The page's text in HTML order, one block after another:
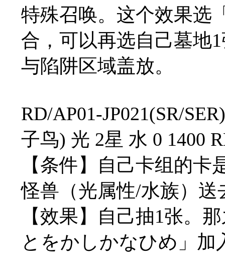
特殊召唤。这个效果选
合，可以再选自己墓地
与陷阱区域盖放。
RD/AP01-JP021(SR/
子鸟) 光 2星 水 0 1400
【条件】自己卡组的
怪兽（光属性/水族）送
【效果】自己抽1张。
とをかしかなひめ」加